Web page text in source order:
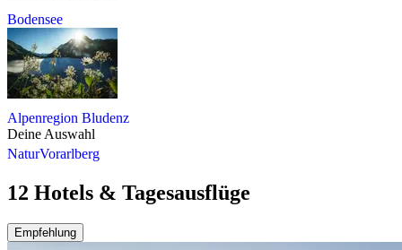
Bodensee
Alpenregion Bludenz
Deine Auswahl
NaturVorarlberg
12 Hotels & Tagesausflüge
Empfehlung